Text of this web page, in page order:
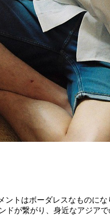
ントはボーダレスなものに
が繋がり、身近なアジア